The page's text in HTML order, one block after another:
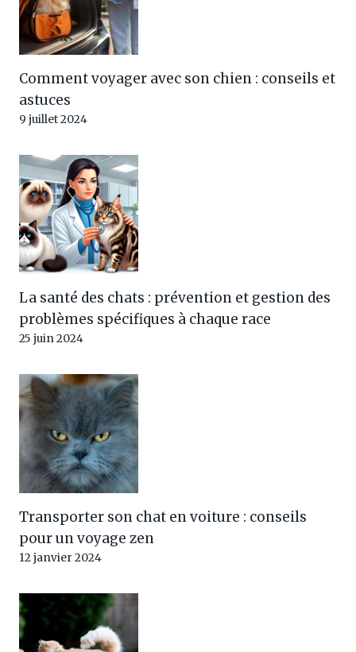
Comment voyager avec son chien : conseils et
astuces
9 juillet 2024
La santé des chats : prévention et gestion des
problèmes spécifiques à chaque race
25 juin 2024
Transporter son chat en voiture : conseils
pour un voyage zen
12 janvier 2024